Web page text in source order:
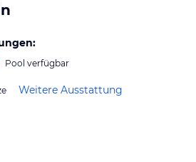
Pool verfügbar
Weitere Ausstattung